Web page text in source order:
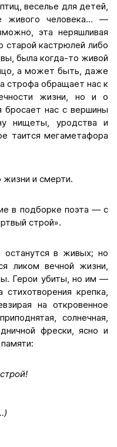
веселье для детей,
живого человека… —
эта неряшливая
старой кастрюлей либо
была когда-то живой
а может быть, даже
строфа обращает нас к
жизни, но и о
бросает нас с вершины
нищеты, уродства и
таится мегаметафора
и смерти.
в подборке поэта — с
строй».
в живых; но
ликом вечной жизни,
Герои убиты, но им —
стихотворения крепка,
на откровенное
солнечная,
фрески, ясно и